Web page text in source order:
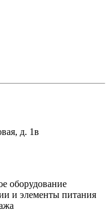
д. 1в
оборудование
и элементы питания